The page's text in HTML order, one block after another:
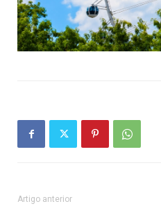
Artigo anterior